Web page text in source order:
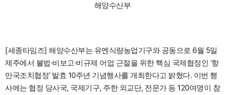
해양수산부
[세종타임즈] 해양수산부는 유엔식량농업기구와 공동으로 6월 5일
제주에서 불법·비보고·비규제 어업 근절을 위한 핵심 국제협정인 ‘항
만국조치협정’ 발효 10주년 기념행사를 개최한다고 밝혔다. 이번 행
사에는 협정 당사국, 국제기구, 주한 외교단, 전문가 등 120여명이 참